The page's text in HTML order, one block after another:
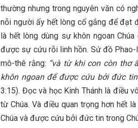
thường nhưng trong nguyên văn có
nỗi người ấy hết lòng cố gắng để đạt
là hết lòng dùng sự khôn ngoan
được sự cứu rỗi linh hồn. Sứ đồ
mô-thê rằng: “và từ khi con còn thơ
khôn ngoan để được cứu bởi đức
3:15). Đọc và học Kinh Thánh là điều
từ Chúa. Và điều quan trọng hơn hết
Chúa và được cứu bởi đức tin trong